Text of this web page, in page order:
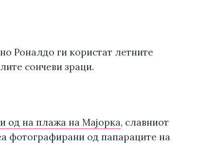
Роналдо ги користат летните
сончеви зраци.
од на плажа на Мајорка, славниот
фотографирани од папараците на